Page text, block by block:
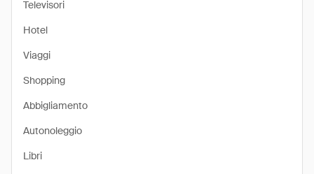
Televisori
Hotel
Viaggi
Shopping
Abbigliamento
Autonoleggio
Libri